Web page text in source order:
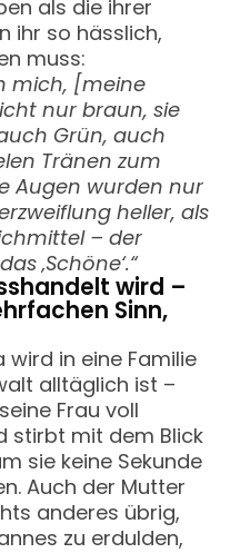
als die ihrer
ihr so hässlich,
muss:
mich, [meine
nur braun, sie
Grün, auch
Tränen zum
Augen wurden nur
heller, als
– der
‚Schöne‘.“
wird –
Sinn,
in eine Familie
alltäglich ist –
Frau voll
stirbt mit dem Blick
sie keine Sekunde
Auch der Mutter
anderes übrig,
zu erdulden,